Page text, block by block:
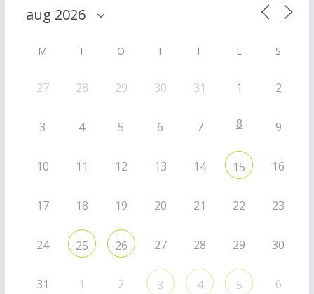
M T O T F L S
27 28 29 30 31 1 2
3 4 5 6 7 8 9
10 11 12 13 14 15 16
17 18 19 20 21 22 23
24 25 26 27 28 29 30
31 1 2 3 4 5 6